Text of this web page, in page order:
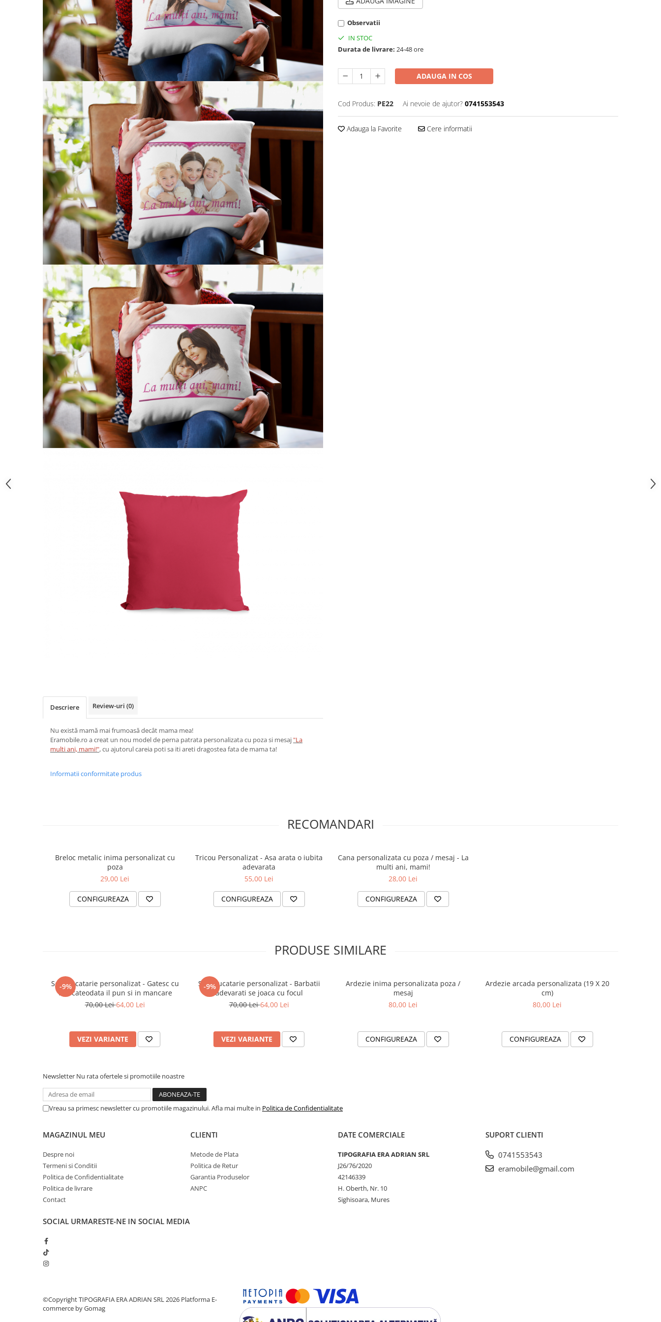
Puzzle personalizat
Rame foto personalizate
Plachete personalizate
Sort personalizat
Tricouri personalizate
Pix personalizat
evenimente
Tavita de mot
Umerase Personalizate
Pahare personalizate
Observatii
IN STOC
Durata de livrare: 24-48 ore
ADAUGA IN COS
Cod Produs: PE22 Ai nevoie de ajutor? 0741553543
Adauga la Favorite Cere informatii
Descriere Review-uri (0)
Nu există mamă mai frumoasă decât mama mea!
Eramobile.ro a creat un nou model de perna patrata personalizata cu poza si mesaj "La
multi ani, mami!", cu ajutorul careia poti sa iti areti dragostea fata de mama ta!
Informatii conformitate produs
RECOMANDARI
Breloc metalic inima personalizat cu
poza
29,00 Lei
CONFIGUREAZA
Tricou Personalizat - Asa arata o iubita
adevarata
55,00 Lei
CONFIGUREAZA
Cana personalizata cu poza / mesaj - La
multi ani, mami!
28,00 Lei
CONFIGUREAZA
PRODUSE SIMILARE
-9%
Sort bucatarie personalizat - Gatesc cu
vin, cateodata il pun si in mancare
70,00 Lei64,00 Lei
VEZI VARIANTE
-9%
Sort bucatarie personalizat - Barbatii
adevarati se joaca cu focul
70,00 Lei64,00 Lei
VEZI VARIANTE
Ardezie inima personalizata poza /
mesaj
80,00 Lei
CONFIGUREAZA
Ardezie arcada personalizata (19 X 20
cm)
80,00 Lei
CONFIGUREAZA
Newsletter Nu rata ofertele si promotiile noastre
Vreau sa primesc newsletter cu promotiile magazinului. Afla mai multe in Politica de Confidentialitate
MAGAZINUL MEU
Despre noi
Termeni si Conditii
Politica de Confidentialitate
Politica de livrare
Contact
CLIENTI
Metode de Plata
Politica de Retur
Garantia Produselor
ANPC
DATE COMERCIALE
TIPOGRAFIA ERA ADRIAN SRL
J26/76/2020
42146339
H. Oberth, Nr. 10
Sighisoara, Mures
SUPORT CLIENTI
0741553543
eramobile@gmail.com
SOCIAL URMARESTE-NE IN SOCIAL MEDIA
©Copyright TIPOGRAFIA ERA ADRIAN SRL 2026 Platforma E-
commerce by Gomag